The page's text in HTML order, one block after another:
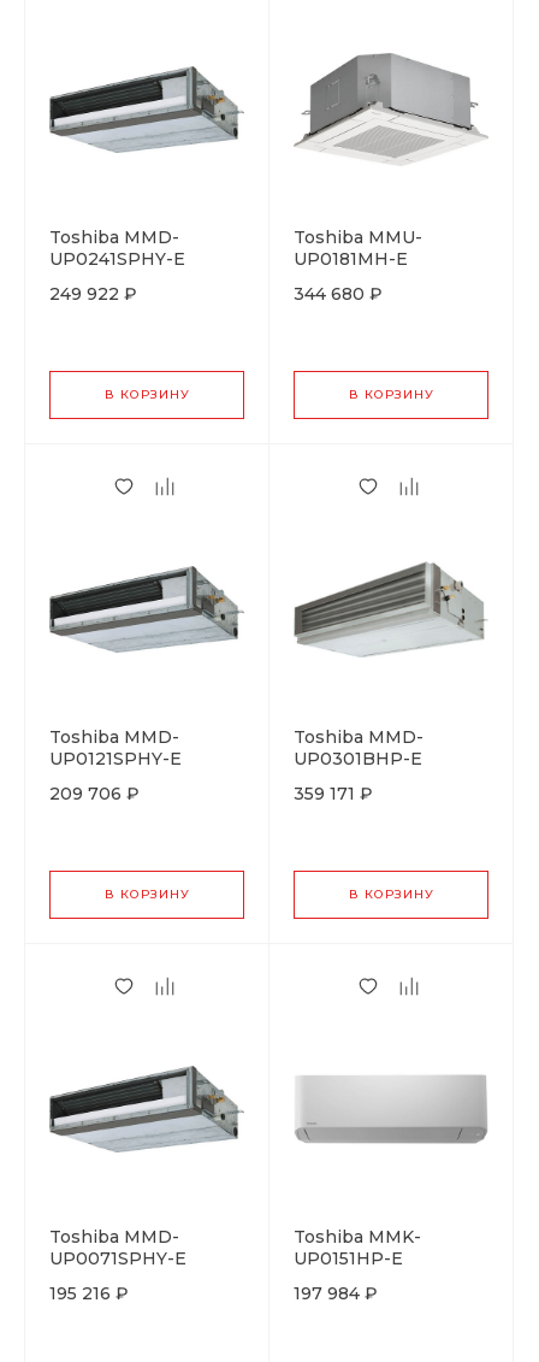
Toshiba MMD-
UP0241SPHY-E
249 922 ₽
В КОРЗИНУ
Toshiba MMU-
UP0181MH-E
344 680 ₽
В КОРЗИНУ
Toshiba MMD-
UP0121SPHY-E
209 706 ₽
В КОРЗИНУ
Toshiba MMD-
UP0301BHP-E
359 171 ₽
В КОРЗИНУ
Toshiba MMD-
UP0071SPHY-E
195 216 ₽
Toshiba MMK-
UP0151HP-E
197 984 ₽